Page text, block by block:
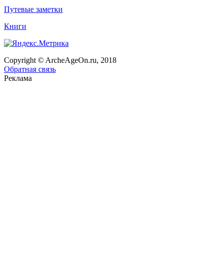
Путевые заметки
Книги
Copyright © ArcheAgeOn.ru, 2018
Обратная связь
Реклама